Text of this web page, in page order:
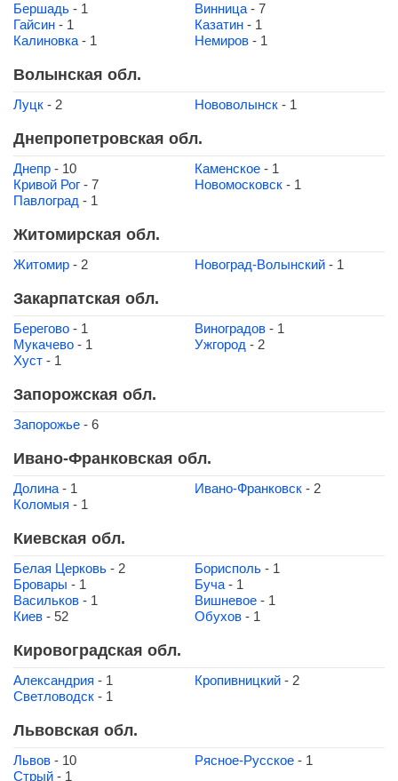
Бершадь - 1 Винница - 7
Гайсин - 1 Казатин - 1
Калиновка - 1 Немиров - 1
Волынская обл.
Луцк - 2 Нововолынск - 1
Днепропетровская обл.
Днепр - 10 Каменское - 1
Кривой Рог - 7 Новомосковск - 1
Павлоград - 1
Житомирская обл.
Житомир - 2 Новоград-Волынский - 1
Закарпатская обл.
Берегово - 1 Виноградов - 1
Мукачево - 1 Ужгород - 2
Хуст - 1
Запорожская обл.
Запорожье - 6
Ивано-Франковская обл.
Долина - 1 Ивано-Франковск - 2
Коломыя - 1
Киевская обл.
Белая Церковь - 2 Борисполь - 1
Бровары - 1 Буча - 1
Васильков - 1 Вишневое - 1
Киев - 52 Обухов - 1
Кировоградская обл.
Александрия - 1 Кропивницкий - 2
Светловодск - 1
Львовская обл.
Львов - 10 Рясное-Русское - 1
Стрый - 1